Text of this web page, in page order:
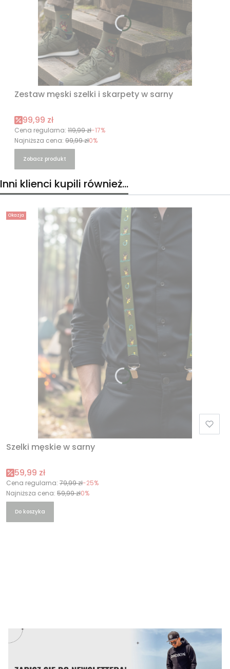
Zestaw męski szelki i skarpety w sarny
Cena promocyjna
99,99 zł
Cena regularna: 119,99 zł-17%
Najniższa cena: 99,99 zł0%
Zobacz produkt
Inni klienci kupili również...
Okazja
Szelki męskie w sarny
Cena promocyjna
59,99 zł
Cena regularna: 79,99 zł-25%
Najniższa cena: 59,99 zł0%
Do koszyka